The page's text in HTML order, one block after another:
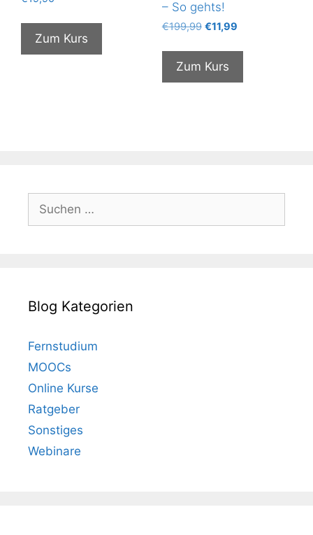
Zum Kurs
– So gehts!
€199,99 Ursprünglicher
war:
€199,99
€11,99Aktueller
ist:
Zum Kurs
Suchen
nach:
Blog Kategorien
Fernstudium
MOOCs
Online Kurse
Ratgeber
Sonstiges
Webinare